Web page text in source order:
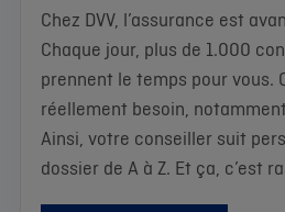
Chez DVV, l’assurance est
Chaque jour, plus de 1.000
prennent le temps pour vous.
réellement besoin,
Ainsi, votre conseiller suit
dossier de A à Z. Et ça, c’est